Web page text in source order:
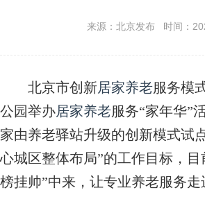
来源：北京发布 时间：
北京市创新居家养老服务模
公园举办居家养老服务“家年华”
家由养老驿站升级的创新模式试
心城区整体布局”的工作目标，
榜挂帅”中来，让专业养老服务